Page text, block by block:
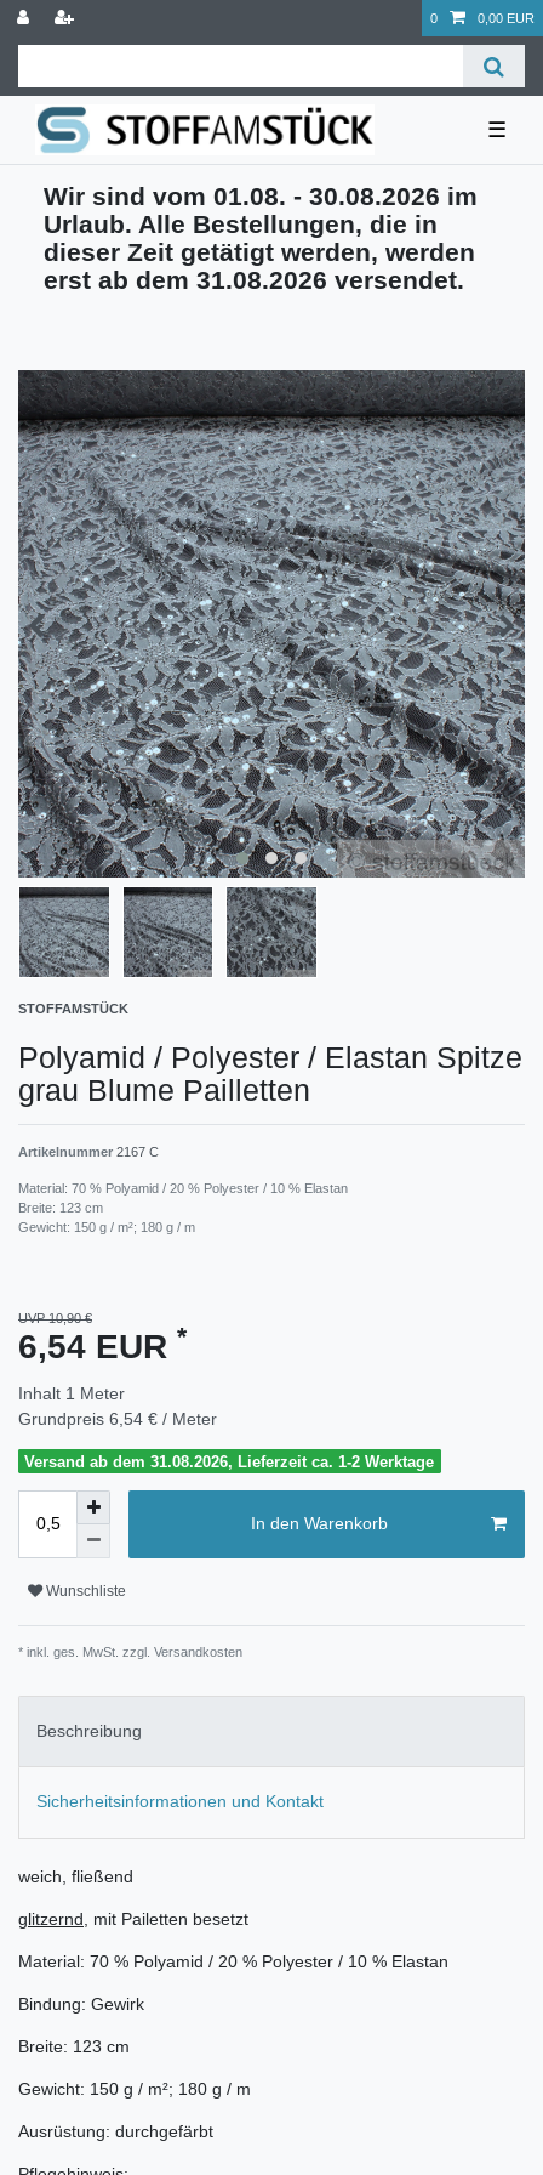
0 0,00 EUR
☰
Wir sind vom 01.08. - 30.08.2026 im
Urlaub. Alle Bestellungen, die in
dieser Zeit getätigt werden, werden
erst ab dem 31.08.2026 versendet.
STOFFAMSTÜCK
Polyamid / Polyester / Elastan Spitze
grau Blume Pailletten
Artikelnummer 2167 C
Material: 70 % Polyamid / 20 % Polyester / 10 % Elastan
Breite: 123 cm
Gewicht: 150 g / m²; 180 g / m
UVP 10,90 €
6,54 EUR *
Inhalt 1 Meter
Grundpreis 6,54 € / Meter
Versand ab dem 31.08.2026, Lieferzeit ca. 1-2 Werktage
In den Warenkorb
Wunschliste
* inkl. ges. MwSt. zzgl. Versandkosten
Beschreibung
Sicherheitsinformationen und Kontakt
weich, fließend
glitzernd , mit Pailetten besetzt
Material: 70 % Polyamid / 20 % Polyester / 10 % Elastan
Bindung: Gewirk
Breite: 123 cm
Gewicht: 150 g / m²; 180 g / m
Ausrüstung: durchgefärbt